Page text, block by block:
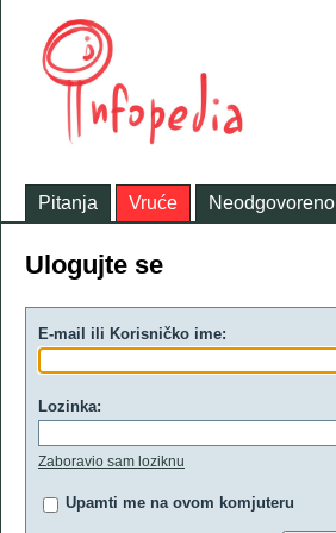
Pitanja Vruće Neodgovoreno
Ulogujte se
E-mail ili Korisničko ime:
Lozinka:
Zaboravio sam loziknu
Upamti me na ovom komjuteru